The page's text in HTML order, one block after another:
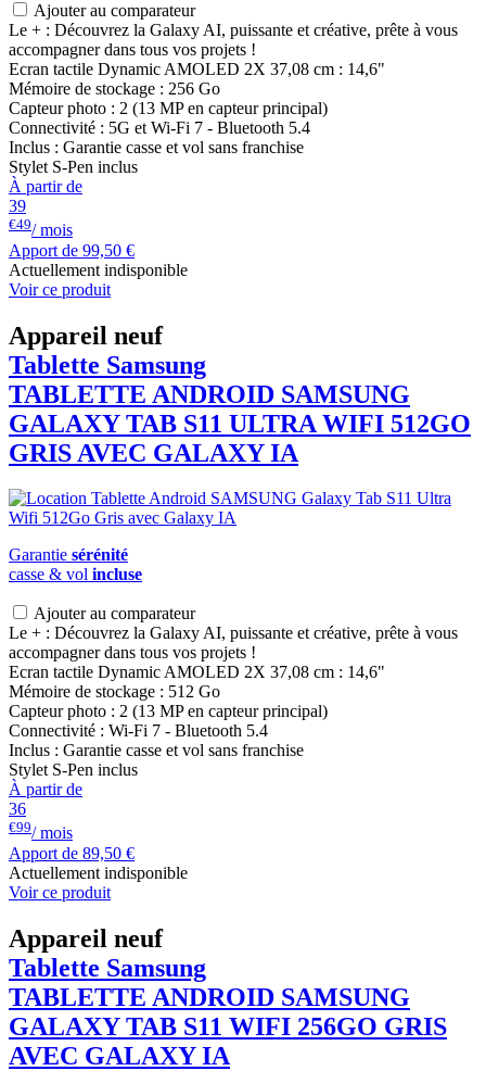
Ajouter au comparateur
Le + : Découvrez la Galaxy AI, puissante et créative, prête à vous
accompagner dans tous vos projets !
Ecran tactile Dynamic AMOLED 2X 37,08 cm : 14,6"
Mémoire de stockage : 256 Go
Capteur photo : 2 (13 MP en capteur principal)
Connectivité : 5G et Wi-Fi 7 - Bluetooth 5.4
Inclus : Garantie casse et vol sans franchise
Stylet S-Pen inclus
À partir de
39
€49/ mois
Apport de 99,50 €
Actuellement indisponible
Voir ce produit
Appareil neuf
Tablette Samsung
TABLETTE ANDROID SAMSUNG
GALAXY TAB S11 ULTRA WIFI 512GO
GRIS AVEC GALAXY IA
Garantie sérénité
casse & vol incluse
Ajouter au comparateur
Le + : Découvrez la Galaxy AI, puissante et créative, prête à vous
accompagner dans tous vos projets !
Ecran tactile Dynamic AMOLED 2X 37,08 cm : 14,6"
Mémoire de stockage : 512 Go
Capteur photo : 2 (13 MP en capteur principal)
Connectivité : Wi-Fi 7 - Bluetooth 5.4
Inclus : Garantie casse et vol sans franchise
Stylet S-Pen inclus
À partir de
36
€99/ mois
Apport de 89,50 €
Actuellement indisponible
Voir ce produit
Appareil neuf
Tablette Samsung
TABLETTE ANDROID SAMSUNG
GALAXY TAB S11 WIFI 256GO GRIS
AVEC GALAXY IA